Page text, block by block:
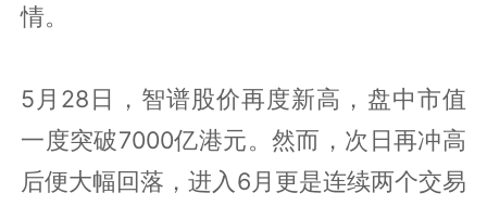
情。
5月28日，智谱股价再度新高，盘中市值
一度突破7000亿港元。然而，次日再冲高
后便大幅回落，进入6月更是连续两个交易